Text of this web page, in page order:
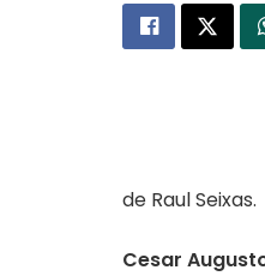
de Raul Seixas.
Cesar